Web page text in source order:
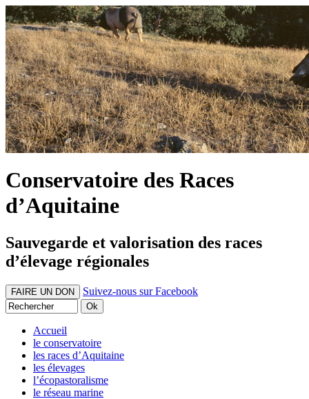
Conservatoire des Races
d’Aquitaine
Sauvegarde et valorisation des races
d’élevage régionales
FAIRE UN DON Suivez-nous sur Facebook
Accueil
le conservatoire
les races d’Aquitaine
les élevages
l’écopastoralisme
le réseau marine